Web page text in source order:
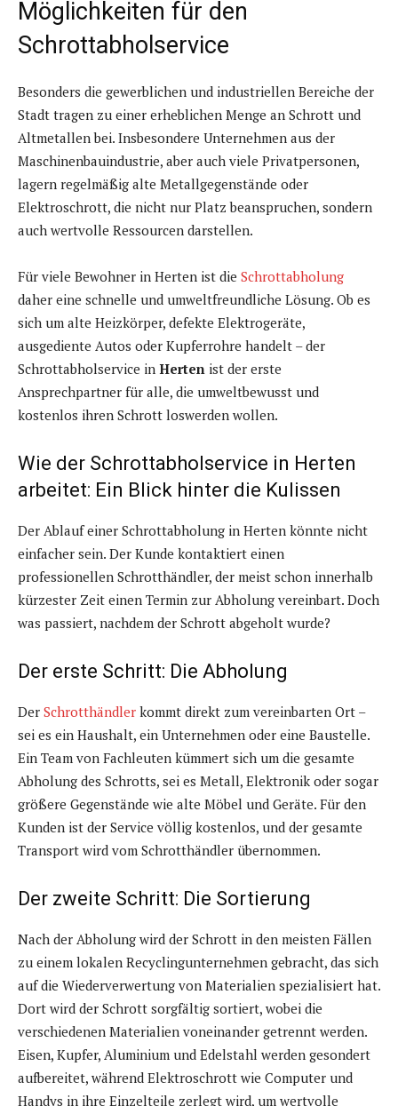
Möglichkeiten für den
Schrottabholservice
Besonders die gewerblichen und industriellen Bereiche der
Stadt tragen zu einer erheblichen Menge an Schrott und
Altmetallen bei. Insbesondere Unternehmen aus der
Maschinenbauindustrie, aber auch viele Privatpersonen,
lagern regelmäßig alte Metallgegenstände oder
Elektroschrott, die nicht nur Platz beanspruchen, sondern
auch wertvolle Ressourcen darstellen.
Für viele Bewohner in Herten ist die Schrottabholung
daher eine schnelle und umweltfreundliche Lösung. Ob es
sich um alte Heizkörper, defekte Elektrogeräte,
ausgediente Autos oder Kupferrohre handelt – der
Schrottabholservice in Herten ist der erste
Ansprechpartner für alle, die umweltbewusst und
kostenlos ihren Schrott loswerden wollen.
Wie der Schrottabholservice in Herten
arbeitet: Ein Blick hinter die Kulissen
Der Ablauf einer Schrottabholung in Herten könnte nicht
einfacher sein. Der Kunde kontaktiert einen
professionellen Schrotthändler, der meist schon innerhalb
kürzester Zeit einen Termin zur Abholung vereinbart. Doch
was passiert, nachdem der Schrott abgeholt wurde?
Der erste Schritt: Die Abholung
Der Schrotthändler kommt direkt zum vereinbarten Ort –
sei es ein Haushalt, ein Unternehmen oder eine Baustelle.
Ein Team von Fachleuten kümmert sich um die gesamte
Abholung des Schrotts, sei es Metall, Elektronik oder sogar
größere Gegenstände wie alte Möbel und Geräte. Für den
Kunden ist der Service völlig kostenlos, und der gesamte
Transport wird vom Schrotthändler übernommen.
Der zweite Schritt: Die Sortierung
Nach der Abholung wird der Schrott in den meisten Fällen
zu einem lokalen Recyclingunternehmen gebracht, das sich
auf die Wiederverwertung von Materialien spezialisiert hat.
Dort wird der Schrott sorgfältig sortiert, wobei die
verschiedenen Materialien voneinander getrennt werden.
Eisen, Kupfer, Aluminium und Edelstahl werden gesondert
aufbereitet, während Elektroschrott wie Computer und
Handys in ihre Einzelteile zerlegt wird, um wertvolle